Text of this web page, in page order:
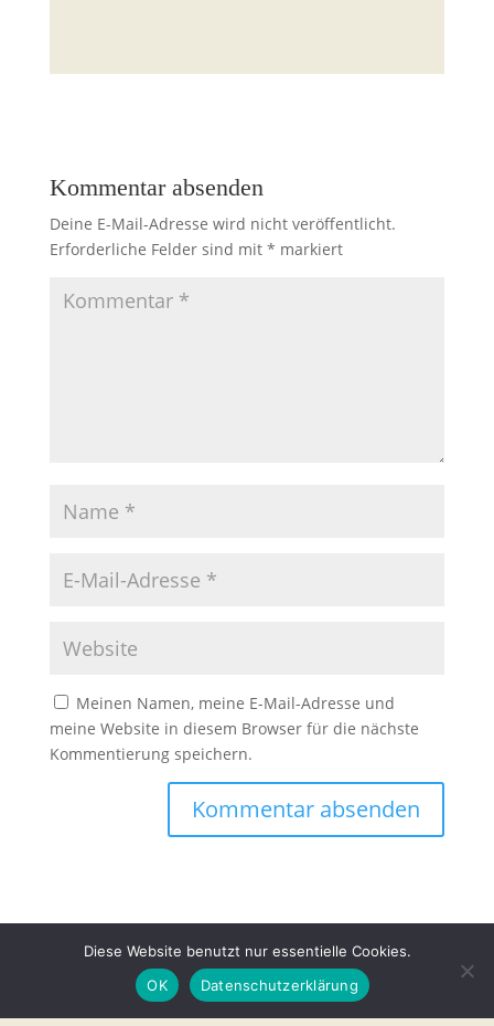
Kommentar absenden
Deine E-Mail-Adresse wird nicht veröffentlicht.
Erforderliche Felder sind mit * markiert
Meinen Namen, meine E-Mail-Adresse und
meine Website in diesem Browser für die nächste
Kommentierung speichern.
Unsere Partner Vorstand
Mitmachen
Datenschutz
Impressum
Diese Website benutzt nur essentielle Cookies.
OK
Datenschutzerklärung